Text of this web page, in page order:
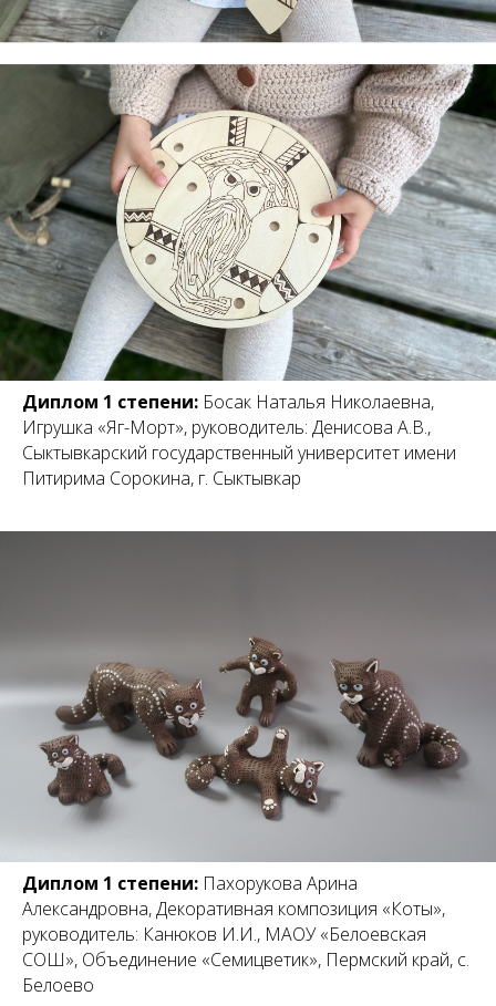
Диплом 1 степени: Босак Наталья Николаевна,
Игрушка «Яг-Морт», руководитель: Денисова А.В.,
Сыктывкарский государственный университет имени
Питирима Сорокина, г. Сыктывкар
Диплом 1 степени: Пахорукова Арина
Александровна, Декоративная композиция «Коты»,
руководитель: Канюков И.И., МАОУ «Белоевская
СОШ», Объединение «Семицветик», Пермский край, с.
Белоево